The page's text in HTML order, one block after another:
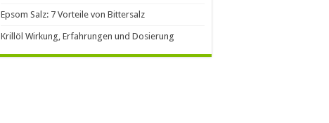
Epsom Salz: 7 Vorteile von Bittersalz
Krillöl Wirkung, Erfahrungen und Dosierung